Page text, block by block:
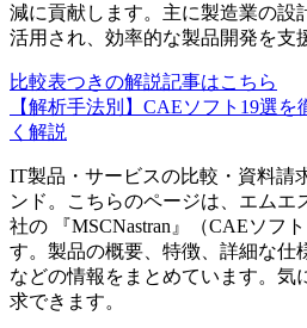
減に貢献します。主に製造業の設
活用され、効率的な製品開発を支
比較表つきの解説記事はこちら
【解析手法別】CAEソフト19選
く解説
IT製品・サービスの比較・資料請
ンド。こちらのページは、 エムエ
社の 『MSCNastran 』（CAEソフト
す。製品の概要、特徴、詳細な仕
などの情報をまとめています。気
求できます。